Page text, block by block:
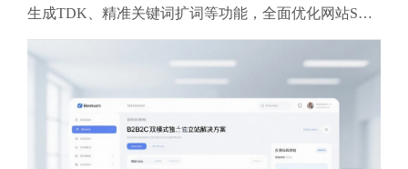
生成TDK、精准关键词扩词等功能，全面优化网站SEO
效果，提升流量与转化率。助力企业构建高效智能网站
新生态。